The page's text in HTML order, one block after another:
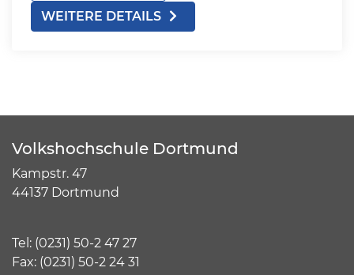
WEITERE DETAILS
Volkshochschule Dortmund
Kampstr. 47
44137 Dortmund
Tel: (0231) 50-2 47 27
Fax: (0231) 50-2 24 31